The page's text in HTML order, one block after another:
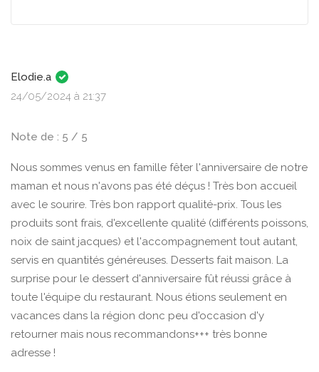
Elodie.a
24/05/2024 à 21:37
Note de : 5 / 5
Nous sommes venus en famille fêter l'anniversaire de notre
maman et nous n'avons pas été déçus ! Très bon accueil
avec le sourire. Très bon rapport qualité-prix. Tous les
produits sont frais, d'excellente qualité (différents poissons,
noix de saint jacques) et l'accompagnement tout autant,
servis en quantités généreuses. Desserts fait maison. La
surprise pour le dessert d'anniversaire fût réussi grâce à
toute l'équipe du restaurant. Nous étions seulement en
vacances dans la région donc peu d'occasion d'y
retourner mais nous recommandons+++ très bonne
adresse !